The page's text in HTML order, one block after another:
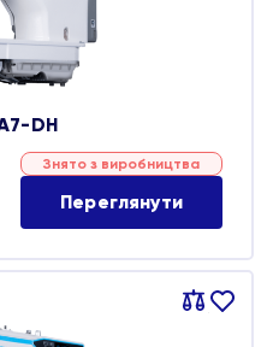
DH
Знято з виробництва
Переглянути
Порівняти
В